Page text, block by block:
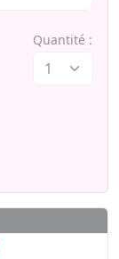
Quantité :